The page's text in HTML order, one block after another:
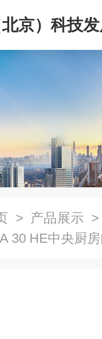
京）科技
> 产品展示
30 HE中央厨